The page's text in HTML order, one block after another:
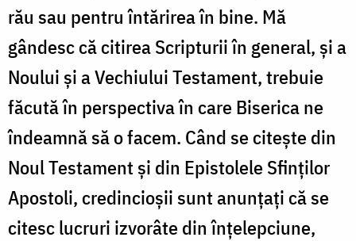
rău sau pentru întărirea în bine. Mă
gândesc că citirea Scripturiiîn general, şi a
Noului şi a Vechiului Testament, trebuie
făcută în perspectiva în care Biserica ne
îndeamnă să o facem. Când se citeşte din
Noul Testament şi din Epistolele Sfinţilor
Apostoli, credincioşii sunt anunţaţi că se
citesc lucruri izvorâte din înţelepciune,